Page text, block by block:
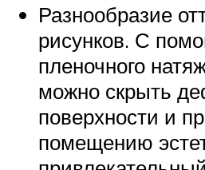
Разнообразие
рисунков. С
пленочного
можно скрыть
поверхности и
помещению